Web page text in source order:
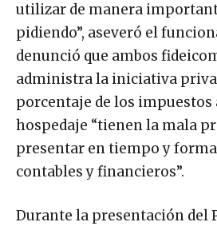
utilizar de manera
pidiendo”, aseveró el
denunció que ambos
administra la iniciativa
porcentaje de los impuestos
hospedaje “tienen la mala
presentar en tiempo y
contables y financieros”.
Durante la presentación del